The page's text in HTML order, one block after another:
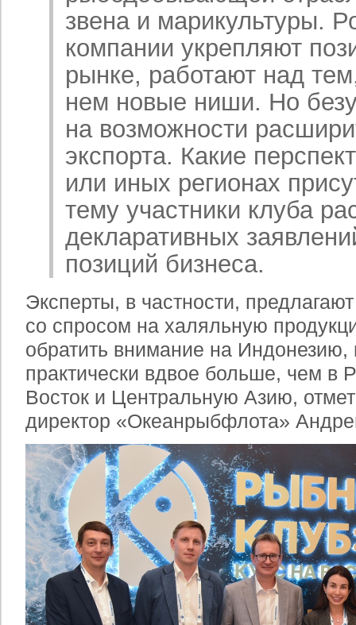
звена и марикультуры.
компании укрепляют
рынке, работают над
нем новые ниши. Но
на возможности
экспорта. Какие
или иных регионах
тему участники клуба
декларативных
позиций бизнеса.
Эксперты, в частности,
со спросом на халяльную
обратить внимание на Индонезию,
практически вдвое больше, чем в
Восток и Центральную Азию,
директор «Океанрыбфлота»